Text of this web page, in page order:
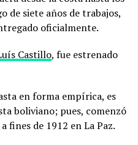
de siete años de trabajos,
oficialmente.
Castillo, fue estrenado
en forma empírica, es
boliviano; pues, comenzó
fines de 1912 en La Paz.